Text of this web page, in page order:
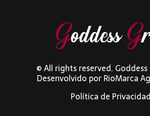
© All rights reserved. Goddess
Desenvolvido porRioMarca
Política de